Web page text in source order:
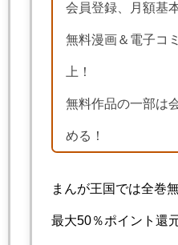
会員登録、月額基
無料漫画＆電子コ
上！
無料作品の一部は
める！
まんが王国では全巻
最大50％ポイント還